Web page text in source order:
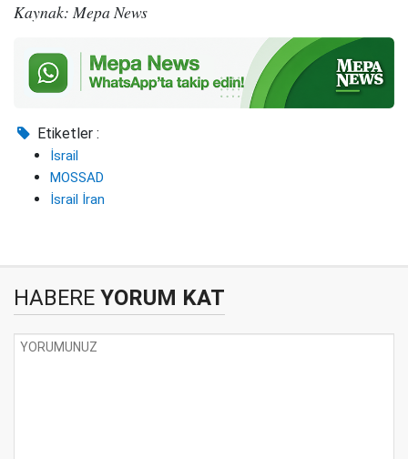
Kaynak: Mepa News
Etiketler :
İsrail
MOSSAD
İsrail İran
HABERE YORUM KAT